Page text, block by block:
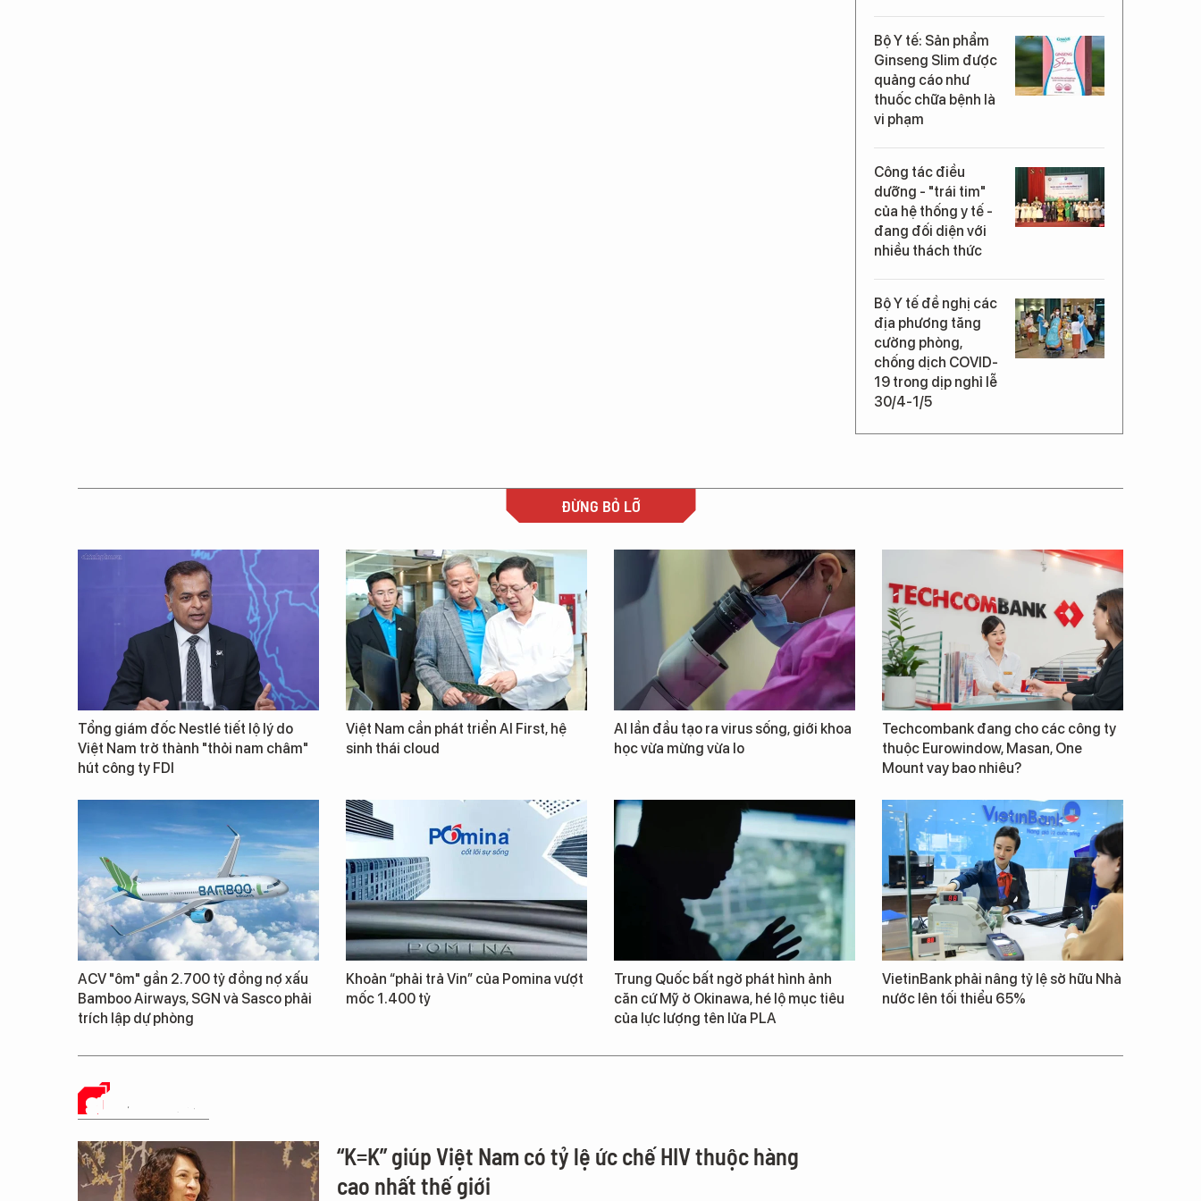
Bộ Y tế: Sản phẩm
Ginseng Slim được
quảng cáo như
thuốc chữa bệnh là
vi phạm
Công tác điều
dưỡng - "trái tim"
của hệ thống y tế -
đang đối diện với
nhiều thách thức
Bộ Y tế đề nghị các
địa phương tăng
cường phòng,
chống dịch COVID-
19 trong dịp nghỉ lễ
30/4-1/5
ĐỪNG BỎ LỠ
Tổng giám đốc Nestlé tiết lộ lý do
Việt Nam trở thành "thỏi nam châm"
hút công ty FDI
Việt Nam cần phát triển AI First, hệ
sinh thái cloud
AI lần đầu tạo ra virus sống, giới khoa
học vừa mừng vừa lo
Techcombank đang cho các công ty
thuộc Eurowindow, Masan, One
Mount vay bao nhiêu?
ACV "ôm" gần 2.700 tỷ đồng nợ xấu
Bamboo Airways, SGN và Sasco phải
trích lập dự phòng
Khoản “phải trả Vin” của Pomina vượt
mốc 1.400 tỷ
Trung Quốc bất ngờ phát hình ảnh
căn cứ Mỹ ở Okinawa, hé lộ mục tiêu
của lực lượng tên lửa PLA
VietinBank phải nâng tỷ lệ sở hữu Nhà
nước lên tối thiểu 65%
SỨC KHỎE 24H
“K=K” giúp Việt Nam có tỷ lệ ức chế HIV thuộc hàng
cao nhất thế giới